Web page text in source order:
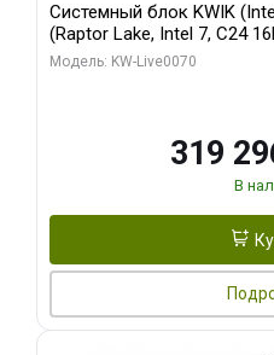
Системный блок KWIK
(Raptor Lake, Intel 7, C24
модуля)/ Gigabyte RTX5080
Модель: KW-Live0070
319
В